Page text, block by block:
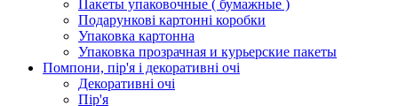
Пакеты упаковочные ( бумажные )
Подарункові картонні коробки
Упаковка картонна
Упаковка прозрачная и курьерские пакеты
Помпони, пір'я і декоративні очі
Декоративні очі
Пір'я